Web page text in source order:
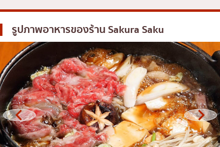
โอโคโนมิยากิ/เทปปันยากิ
ด้ง (ข้าวหน้าต่างๆ)
บุฟเฟต์
มิชลิน
สเต็ก
ของทอดเสียบไม้
หม้อไฟญี่ปุ่น
ของย่างเสียบไม้/เครื่องในย่าง
บางนา
นานา
อุดมสุข
ศรีราชา
ไอคอนสยาม
เซ็นทรัลเวิลด์
นนทบุรี
เชียงใหม่
รูปภาพอาหารของร้านSakura Saku